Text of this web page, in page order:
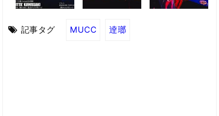
記事タグ MUCC 逹瑯